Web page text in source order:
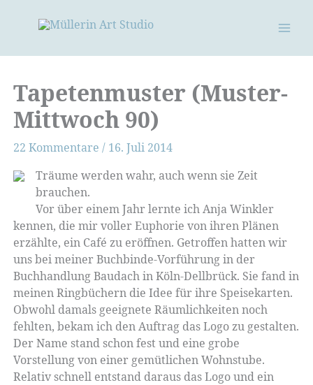
Tapetenmuster (Muster-
Mittwoch 90)
22 Kommentare / 16. Juli 2014
Träume werden wahr, auch wenn sie Zeit
brauchen.
Vor über einem Jahr lernte ich Anja Winkler
kennen, die mir voller Euphorie von ihren Plänen
erzählte, ein Café zu eröffnen. Getroffen hatten wir
uns bei meiner Buchbinde-Vorführung in der
Buchhandlung Baudach in Köln-Dellbrück. Sie fand in
meinen Ringbüchern die Idee für ihre Speisekarten.
Obwohl damals geeignete Räumlichkeiten noch
fehlten, bekam ich den Auftrag das Logo zu gestalten.
Der Name stand schon fest und eine grobe
Vorstellung von einer gemütlichen Wohnstube.
Relativ schnell entstand daraus das Logo und ein